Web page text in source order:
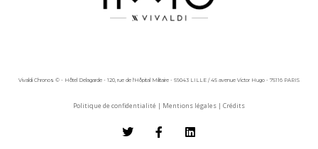
Vivaldi Chronos © - Hôtel Delagarde - 120, rue de l'Hôpital Militaire - 59043 LILLE / 45 avenue Victor Hugo - 75116 PARIS
Politique de confidentialité | Mentions légales | Crédits